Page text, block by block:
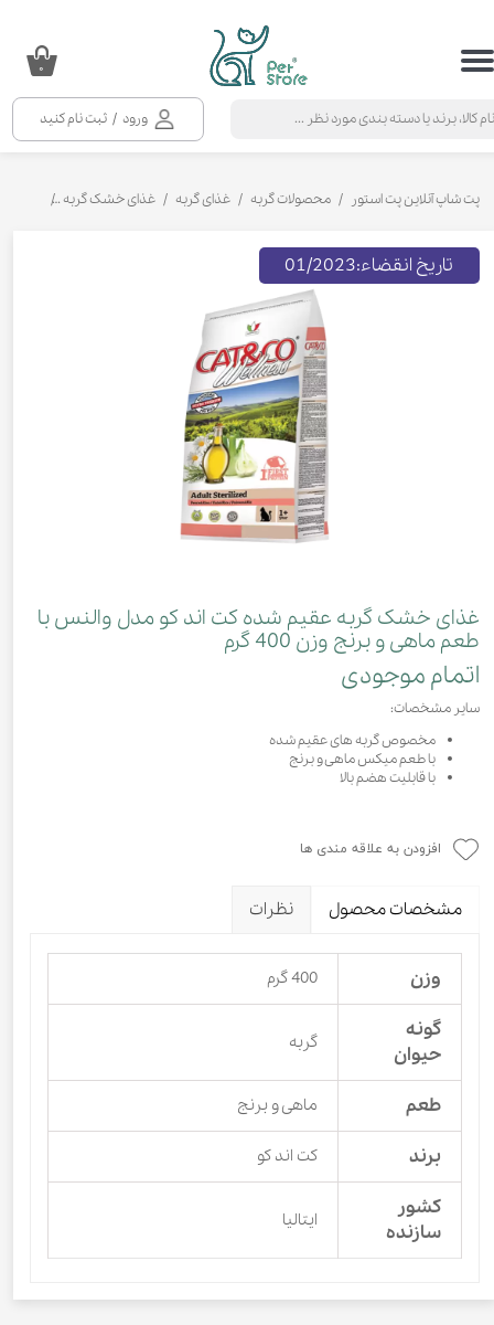
ورود / ثبت نام کنید
حساب کاربری من
خروج از حساب کاربری
۰
پت شاپ آنلاین پت استور محصولات گربه غذای گربه غذای خشک گربه
غذای خشک گربه عقیم شده کت اند کو مدل والنس با
طعم ماهی و برنج وزن 400 گرم
اتمام موجودی
سایر مشخصات:
مخصوص گربه های عقیم شده
با طعم میکس ماهی و برنج
با قابلیت هضم بالا
تاریخ انقضاء:01/2023
افزودن به علاقه مندی ها
مشخصات محصول نظرات
وزن 400 گرم
گونه
حیوان
گربه
طعم ماهی و برنج
برند کت اند کو
کشور
سازنده
ایتالیا